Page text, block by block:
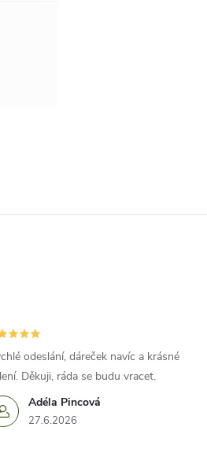
Adéla Pincová
27.6.2026
odeslání, dáreček navíc a krásné
Děkuji, ráda se budu vracet.